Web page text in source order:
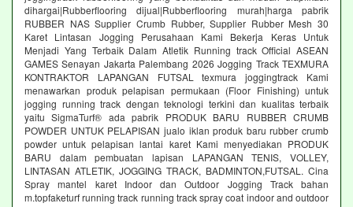
dihargai|Rubberflooring dijual|Rubberflooring murah|harga pabrik
RUBBER NAS Supplier Crumb Rubber, Supplier Rubber Mesh 30
Karet Lintasan Jogging Perusahaan Kami Bekerja Keras Untuk
Menjadi Yang Terbaik Dalam Atletik Running track Official ASEAN
GAMES Senayan Jakarta Palembang 2026 Jogging Track TEXMURA
KONTRAKTOR LAPANGAN FUTSAL texmura joggingtrack Kami
menawarkan produk pelapisan permukaan (Floor Finishing) untuk
jogging running track dengan teknologi terkini dan kualitas terbaik
yaitu SigmaTurf® ada pabrik PRODUK BARU RUBBER CRUMB
POWDER UNTUK PELAPISAN jualo iklan produk baru rubber crumb
powder untuk pelapisan lantai karet Kami menyediakan PRODUK
BARU dalam pembuatan lapisan LAPANGAN TENIS, VOLLEY,
LINTASAN ATLETIK, JOGGING TRACK, BADMINTON,FUTSAL. Cina
Spray mantel karet Indoor dan Outdoor Jogging Track bahan
m.topfaketurf running track running track spray coat indoor and outdoor